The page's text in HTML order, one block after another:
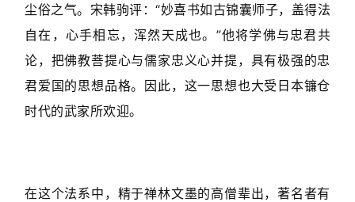
尘俗之气。宋韩驹评：“妙喜书如古锦囊师子，盖得法
自在，心手相忘，浑然天成也。”他将学佛与忠君共
论，把佛教菩提心与儒家忠义心并提，具有极强的忠
君爱国的思想品格。因此，这一思想也大受日本镰仓
时代的武家所欢迎。
在这个法系中，精于禅林文墨的高僧辈出，著名者有